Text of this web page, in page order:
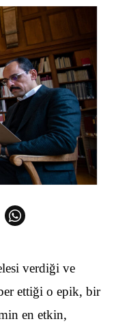
verdiği ve
ettiği o epik, bir
en etkin,